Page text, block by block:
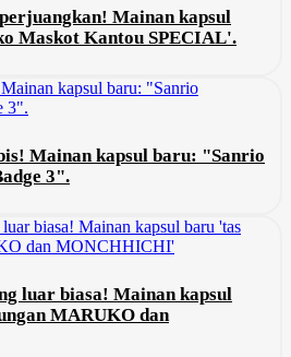
Mainan kapsul
Maskot Kantou SPECIAL'.
Mainan kapsul baru: "Sanrio
3".
luar biasa! Mainan kapsul
MARUKO dan